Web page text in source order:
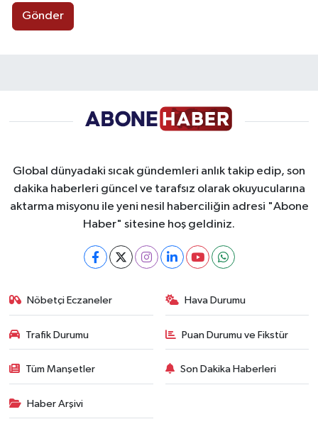
Gönder
Global dünyadaki sıcak gündemleri anlık takip edip, son
dakika haberleri güncel ve tarafsız olarak okuyucularına
aktarma misyonu ile yeni nesil haberciliğin adresi "Abone
Haber" sitesine hoş geldiniz.
Nöbetçi Eczaneler Hava Durumu
Trafik Durumu Puan Durumu ve Fikstür
Tüm Manşetler Son Dakika Haberleri
Haber Arşivi